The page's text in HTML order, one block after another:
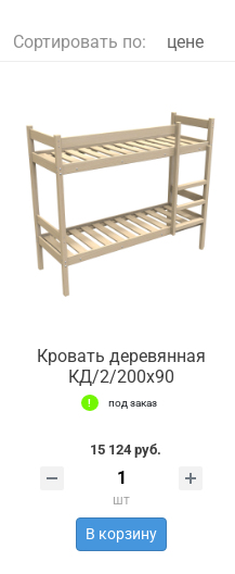
Сортировать по: цене
Кровать деревянная
КД/2/200х90
под заказ
15 124 руб.
шт
В корзину